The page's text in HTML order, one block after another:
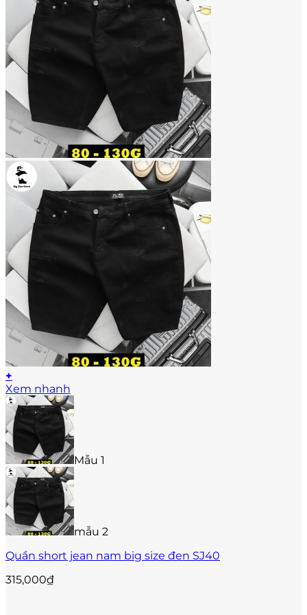
+
Sản
phẩm
này
có
nhiều
biến
thể.
Các
tùy
chọn
có
thể
chọn
trang
Xem nhanh
Mẫu 1
mẫu 2
Quần short jean nam big size đen SJ40
315,000₫